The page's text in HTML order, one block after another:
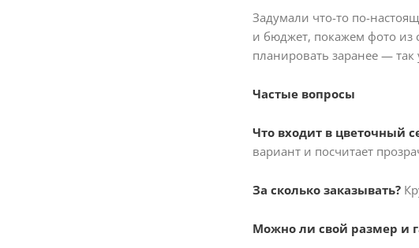
Задумали что-то по-
и бюджет, покажем фото из
планировать заранее —
Частые вопросы
Что входит в цветочный
вариант и посчитает
За сколько заказывать?
Можно ли свой размер и